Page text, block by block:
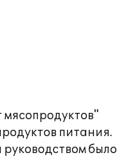
питания.
было